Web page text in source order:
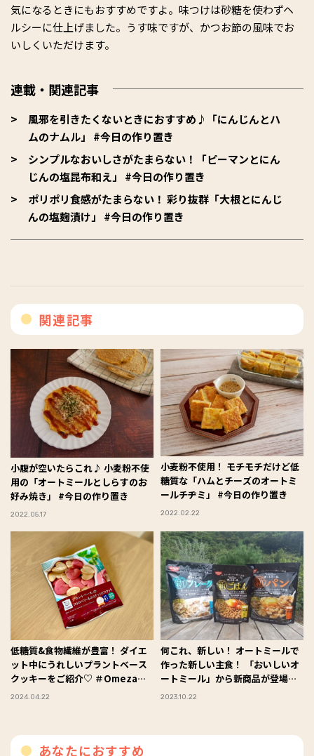
気になるときにもおすすめですよ。味つけは砂糖を使わずヘ
ルシーに仕上げました。うす味ですが、かつお節の風味でお
いしくいただけます。
連載・関連記事
風邪を引きたくないときにおすすめ♪「にんじんとハ
ムのナムル」 #今日の作り置き
シンプルなおいしさがたまらない！「ピーマンとにん
じんの塩昆布和え」 #今日の作り置き
ポリポリ食感がたまらない！ 彩り抜群「大根とにんじ
んの塩麹漬け」 #今日の作り置き
関連記事
小腹が空いたらこれ♪ 小麦粉不使
用の「オートミールとしらすのお
好み焼き」 #今日の作り置き
2022.05.17
小麦粉不使用！ モチモチだけど低
糖質な「ハムとチーズのオートミ
ールチヂミ」 #今日の作り置き
2022.02.22
低糖質&食物繊維が豊富！ ダイエ
ット中にうれしいプラントベース
クッキーをご紹介♡ ＃Omezaト
ーク
2024.04.22
何これ、新しい！ オートミールで
作った新しい主食！ 「おいしいオ
ートミール」から新商品が登場
#Omezaトーク
2023.10.22
あなたにおすすめ